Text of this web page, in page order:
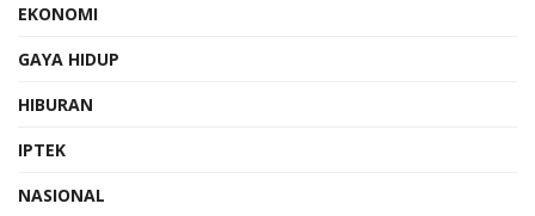
EKONOMI
GAYA HIDUP
HIBURAN
IPTEK
NASIONAL